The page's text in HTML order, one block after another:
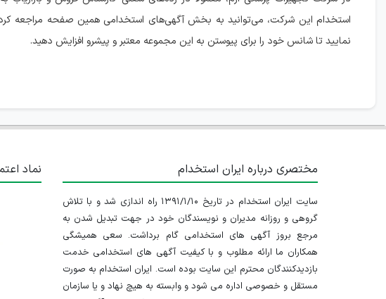
استخدام این شرکت، می‌توانید به بخش آگهی‌های استخدامی همین صفحه مراجعه
نمایید تا شانس خود را برای پیوستن به این مجموعه معتبر و پیشرو افزایش دهید.
مختصری درباره ایران استخدام
سایت ایران استخدام در تاریخ ۱۳۹۱/۱/۱۰ راه اندازی شد و با تلاش
گروهی و روزانه مدیران و نویسندگان خود در جهت تبدیل شدن به
مرجع بروز آگهی های استخدامی گام برداشت. سعی همیشگی
همکاران ما ارائه مطلوب و با کیفیت آگهی های استخدامی خدمت
بازدیدکنندگان محترم این سایت بوده است. ایران استخدام به صورت
مستقل و خصوصی اداره می شود و وابسته به هیچ نهاد و یا سازمان
نماد